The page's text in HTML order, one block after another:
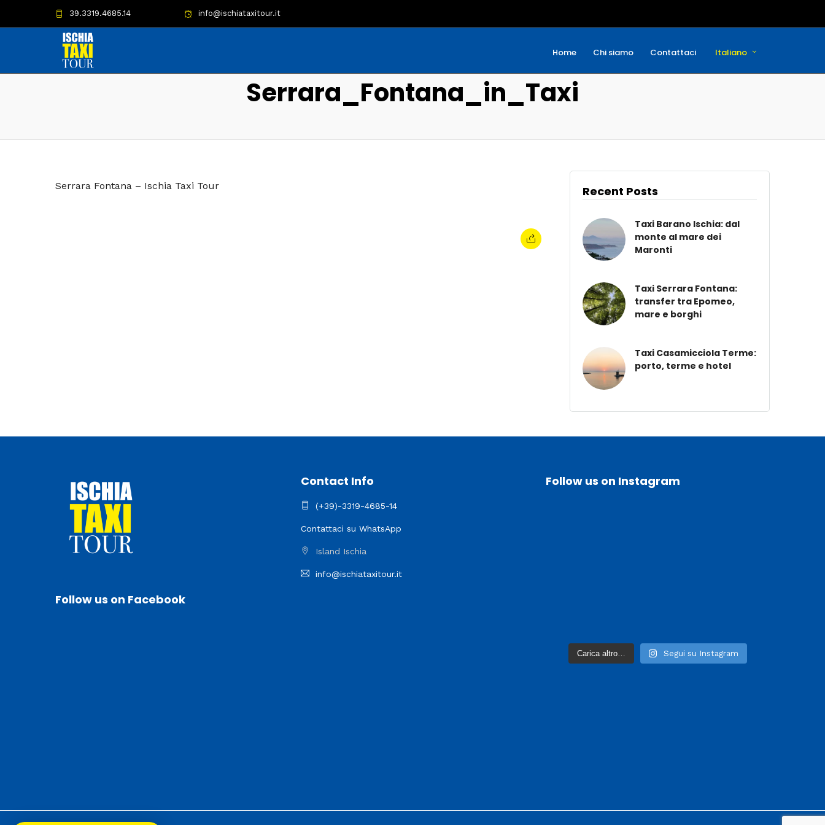
39.3319.4685.14 info@ischiataxitour.it
Home Chi siamo Contattaci Italiano
Serrara_Fontana_in_Taxi
Serrara Fontana – Ischia Taxi Tour Recent Posts
Taxi Barano Ischia: dal
monte al mare dei
Maronti
Taxi Serrara Fontana:
transfer tra Epomeo,
mare e borghi
Taxi Casamicciola Terme:
porto, terme e hotel
Contact Info
(+39)-3319-4685-14
Contattaci su WhatsApp
Island Ischia
info@ischiataxitour.it
Follow us on Instagram
Carica altro… Segui su Instagram
Follow us on Facebook